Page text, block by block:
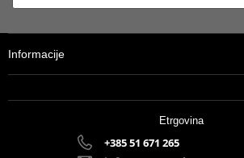
Informacije
Etrgovina
+385 51 671 265